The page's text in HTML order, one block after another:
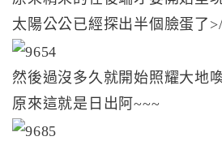
太陽公公已經探出半個臉蛋了
然後過沒多久就開始照耀大地
原來這就是日出阿~~~